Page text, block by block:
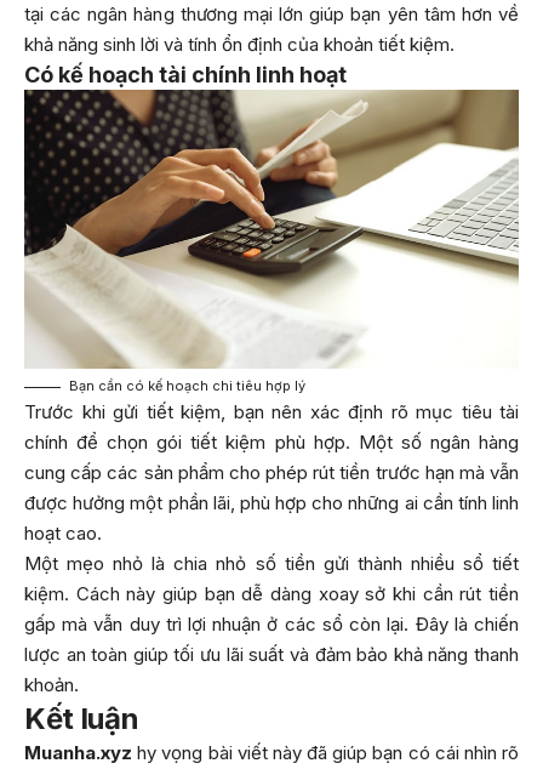
tại các ngân hàng thương mại lớn giúp bạn yên tâm hơn về
khả năng sinh lời và tính ổn định của khoản tiết kiệm.
Có kế hoạch tài chính linh hoạt
Bạn cần có kế hoạch chi tiêu hợp lý
Trước khi gửi tiết kiệm, bạn nên xác định rõ mục tiêu tài
chính để chọn gói tiết kiệm phù hợp. Một số ngân hàng
cung cấp các sản phẩm cho phép rút tiền trước hạn mà vẫn
được hưởng một phần lãi, phù hợp cho những ai cần tính linh
hoạt cao.
Một mẹo nhỏ là chia nhỏ số tiền gửi thành nhiều sổ tiết
kiệm. Cách này giúp bạn dễ dàng xoay sở khi cần rút tiền
gấp mà vẫn duy trì lợi nhuận ở các sổ còn lại. Đây là chiến
lược an toàn giúp tối ưu lãi suất và đảm bảo khả năng thanh
khoản.
Kết luận
Muanha.xyz hy vọng bài viết này đã giúp bạn có cái nhìn rõ